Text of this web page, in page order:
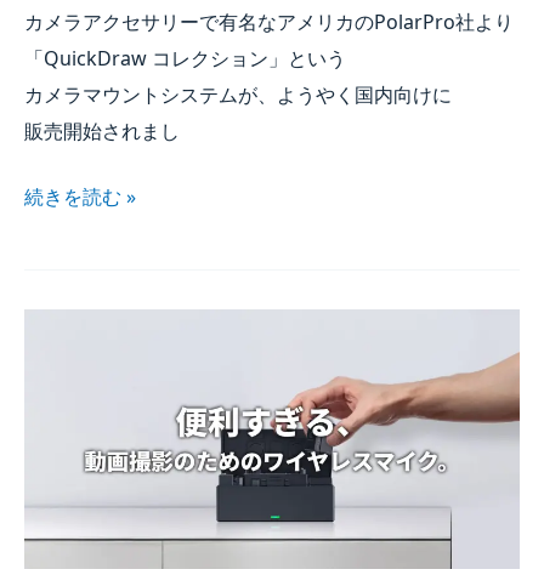
カメラアクセサリーで​有名な​アメリカの​PolarPro社より​
「QuickDraw コレクション」と​いう​
カメラマウントシステムが、​ようやく​国内向けに​
販売開始されまし
続きを​読む »
ワイヤレスマイク。